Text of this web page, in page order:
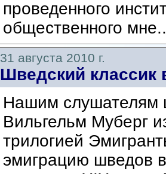
проведенного
общественного
31 августа 2010 г.
Шведский классик
Нашим слушателям
Вильгельм Муберг
трилогией
эмиграцию шведов